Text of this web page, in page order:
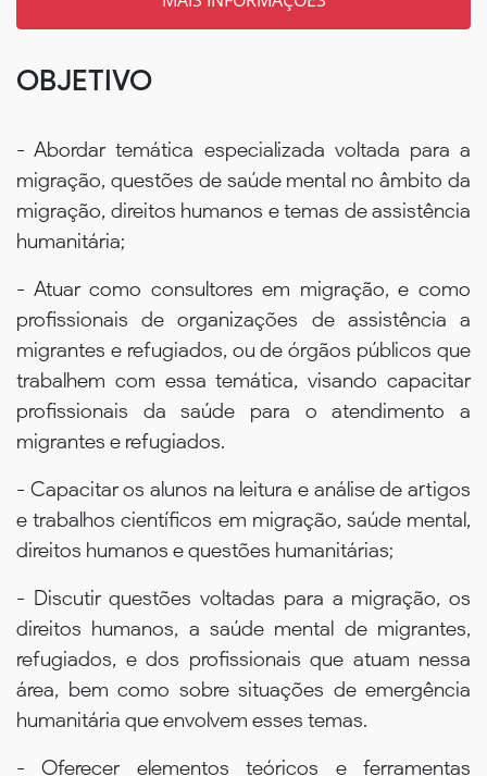
OBJETIVO
- Abordar temática especializada voltada para a
migração, questões de saúde mental no âmbito da
migração, direitos humanos e temas de assistência
humanitária;
- Atuar como consultores em migração, e como
profissionais de organizações de assistência a
migrantes e refugiados, ou de órgãos públicos que
trabalhem com essa temática, visando capacitar
profissionais da saúde para o atendimento a
migrantes e refugiados.
- Capacitar os alunos na leitura e análise de artigos
e trabalhos científicos em migração, saúde mental,
direitos humanos e questões humanitárias;
- Discutir questões voltadas para a migração, os
direitos humanos, a saúde mental de migrantes,
refugiados, e dos profissionais que atuam nessa
área, bem como sobre situações de emergência
humanitária que envolvem esses temas.
- Oferecer elementos teóricos e ferramentas